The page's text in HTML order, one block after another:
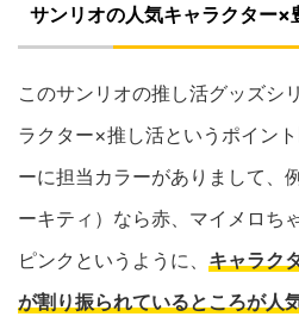
サンリオの人気キャラクター×
このサンリオの推し活グッズシ
ラクター×推し活というポイン
ーに担当カラーがありまして、
ーキティ）なら赤、マイメロち
ピンクというように、 キャラク
が割り振られているところが人